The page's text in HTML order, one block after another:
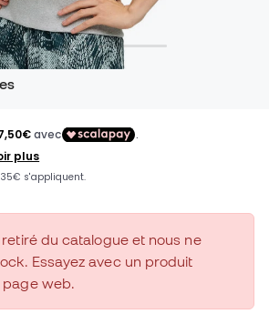
du catalogue et nous ne
Essayez avec un produit
page web.